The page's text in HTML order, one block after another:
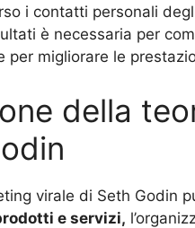
i contatti personali
è necessaria per
per migliorare le
della
virale di Seth Godin
e servizi,